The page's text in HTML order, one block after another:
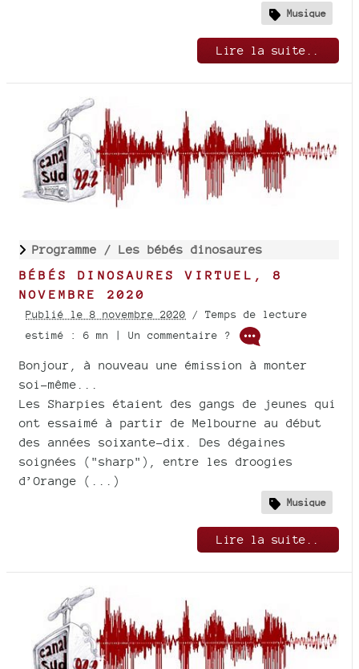
Musique
Lire la suite..
Programme / Les bébés dinosaures
BÉBÉS DINOSAURES VIRTUEL, 8
NOVEMBRE 2020
Publié le 8 novembre 2020 / Temps de lecture
estimé : 6 mn | Un commentaire ?
Bonjour, à nouveau une émission à monter
soi-même...
Les Sharpies étaient des gangs de jeunes qui
ont essaimé à partir de Melbourne au début
des années soixante-dix. Des dégaines
soignées ("sharp"), entre les droogies
d’Orange (...)
Musique
Lire la suite..